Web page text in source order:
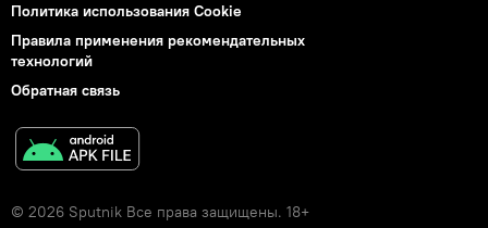
Политика использования Cookie
Правила применения рекомендательных
технологий
Обратная связь
© 2026 Sputnik Все права защищены. 18+